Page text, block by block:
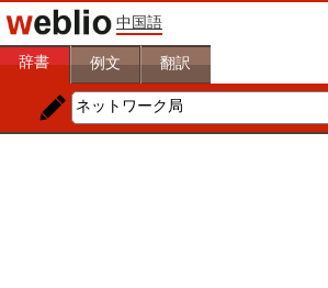
中国語
辞書 例文 翻訳